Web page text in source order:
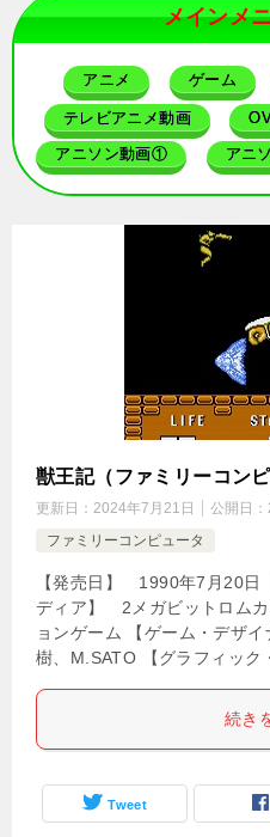
メインメ
アニメ ゲーム
テレビアニメ動画
アニソン動画① アニ
獣王記（ファミリーコンピ
更新日： 2024年7月21日 公開日：
ファミリーコンピュータ
【発売日】 1990年7月20
ディア】 2メガビットロム
ョンゲーム 【ゲーム・デザ
樹、M.SATO 【グラフィッ
続き
Tweet